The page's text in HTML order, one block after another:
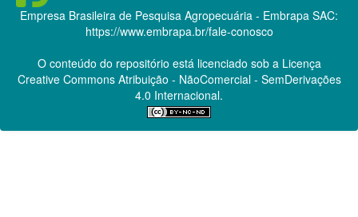
Empresa Brasileira de Pesquisa Agropecuária - Embrapa SAC:
https://www.embrapa.br/fale-conosco
O conteúdo do repositório está licenciado sob a Licença
Creative CommonsAtribuição - NãoComercial - SemDerivações
4.0 Internacional.